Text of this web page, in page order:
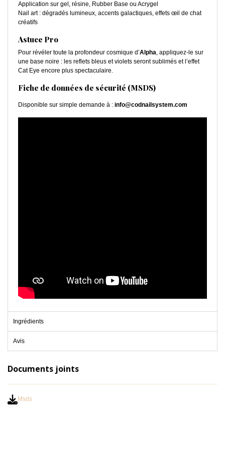
Application sur gel, résine, Rubber Base ou Acrygel
Nail art : dégradés lumineux, accents galactiques, effets œil de chat
créatifs
Astuce Pro
Pour révéler toute la profondeur cosmique d’Alpha, appliquez-le sur
une base noire : les reflets bleus et violets seront sublimés et l’effet
Cat Eye encore plus spectaculaire.
Fiche de données de sécurité (MSDS)
Disponible sur simple demande à : info@codnailsystem.com
Ingrédients
Avis
Documents joints
Msds